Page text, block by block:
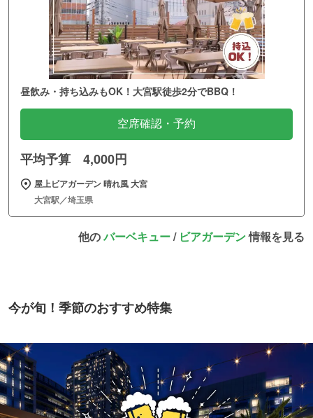
昼飲み・持ち込みもOK！大宮駅徒歩2分でBBQ！
空席確認・予約
平均予算 4,000円
屋上ビアガーデン 晴れ風 大宮
大宮駅／埼玉県
他のバーベキュー/ ビアガーデン情報を見る
今が旬！季節のおすすめ特集